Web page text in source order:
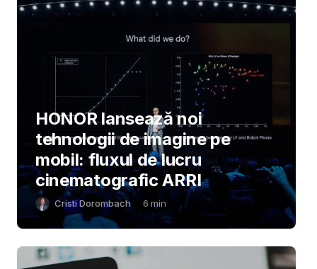
HONOR lansează noi
tehnologii de imagine pe
mobil: fluxul de lucru
cinematografic ARRI
Cristi Dorombach 6 min